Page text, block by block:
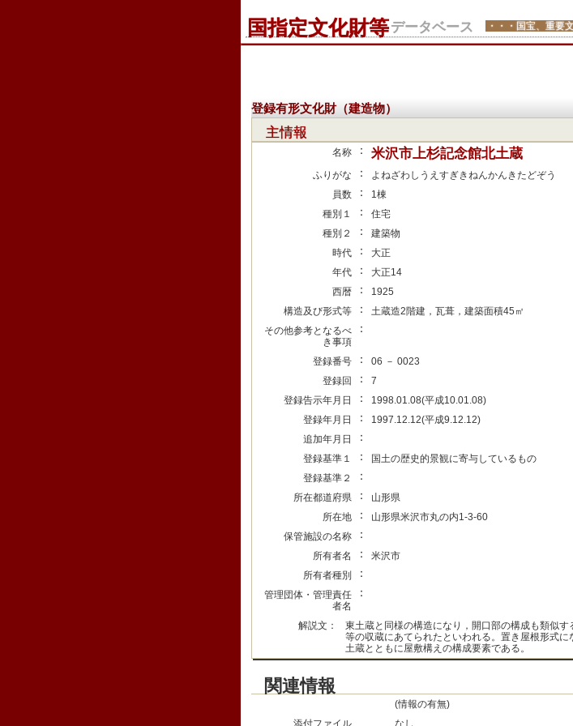
国指定文化財等データベース ・・・
登録有形文化財（建造物）
主情報
名称 ： 米沢市上杉記念館北土蔵
ふりがな ：
よねざわしうえすぎきねんかんきたどぞう
員数
：
1棟
種別１
：
住宅
種別２
：
建築物
時代
：
大正
年代
：
大正14
西暦
：
1925
構造及び形式等
：
土蔵造2階建，瓦葺，建築面積45㎡
その他参考となるべ
き事項
：
登録番号 ：
06 － 0023
登録回
：
7
登録告示年月日
：
1998.01.08(平成10.01.08)
登録年月日
：
1997.12.12(平成9.12.12)
追加年月日
：
登録基準１ ：
国土の歴史的景観に寄与しているもの
登録基準２
：
所在都道府県 ：
山形県
所在地
：
山形県米沢市丸の内1-3-60
保管施設の名称
：
所有者名 ：
米沢市
所有者種別
：
管理団体・管理責任
者名
：
解説文：
東土蔵と同様の構造になり，開口部の構成も類似
等の収蔵にあてられたといわれる。置き屋根形式
土蔵とともに屋敷構えの構成要素である。
関連情報
(情報の有無)
添付ファイル
なし